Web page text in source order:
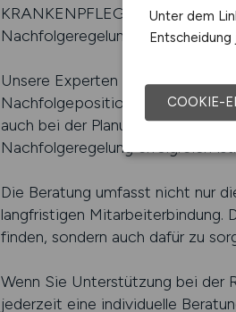
KRANKENPFLEGE.JOBS
Nachfolgeregelung effektiv und
Unsere Experten helfen Ihnen,
Nachfolgepositionen geeignet
auch bei der Planung und
Nachfolgeregelung erfolgreich ist.
Die Beratung umfasst nicht nur
langfristigen Mitarbeiterbindung.
finden, sondern auch dafür zu
Wenn Sie Unterstützung bei der
jederzeit eine individuelle
Unter dem
COOKIE-